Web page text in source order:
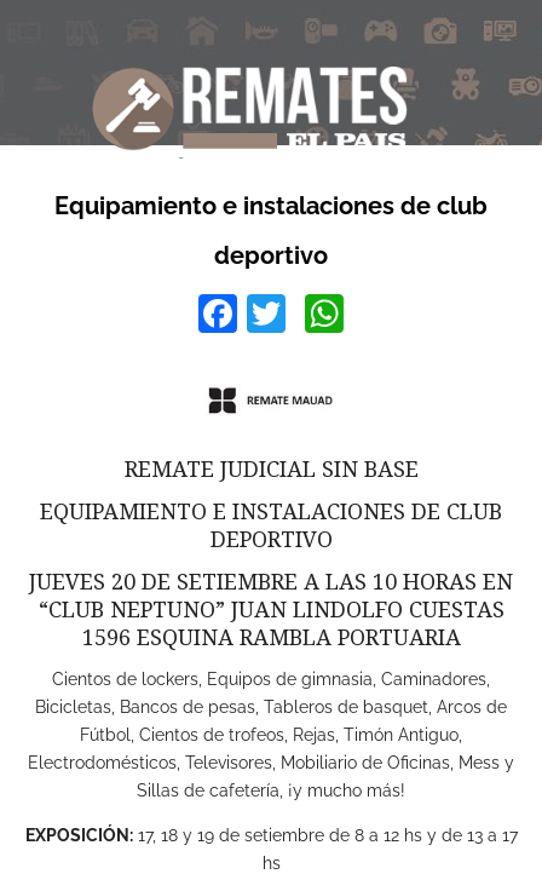
Equipamiento e instalaciones de club
deportivo
Facebook
Twitter
REMATE JUDICIAL SIN BASE
EQUIPAMIENTO E INSTALACIONES DE CLUB
DEPORTIVO
JUEVES 20 DE SETIEMBRE A LAS 10 HORAS EN
“CLUB NEPTUNO” JUAN LINDOLFO CUESTAS
1596 ESQUINA RAMBLA PORTUARIA
Cientos de lockers, Equipos de gimnasia, Caminadores,
Bicicletas, Bancos de pesas, Tableros de basquet, Arcos de
Fútbol, Cientos de trofeos, Rejas, Timón Antiguo,
Electrodomésticos, Televisores, Mobiliario de Oficinas, Mess y
Sillas de cafetería, ¡y mucho más!
EXPOSICIÓN:17, 18 y 19 de setiembre de 8 a 12 hs y de 13 a 17
hs